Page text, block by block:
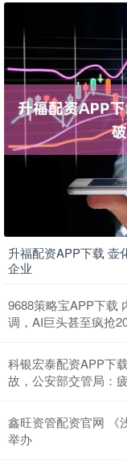
升福配资APP下载 壶
企业
9688策略宝APP下载
调，AI巨头甚至疯抢
科银宏泰配资APP下
故，公安部交管局：
鑫旺资管配资官网 《
举办